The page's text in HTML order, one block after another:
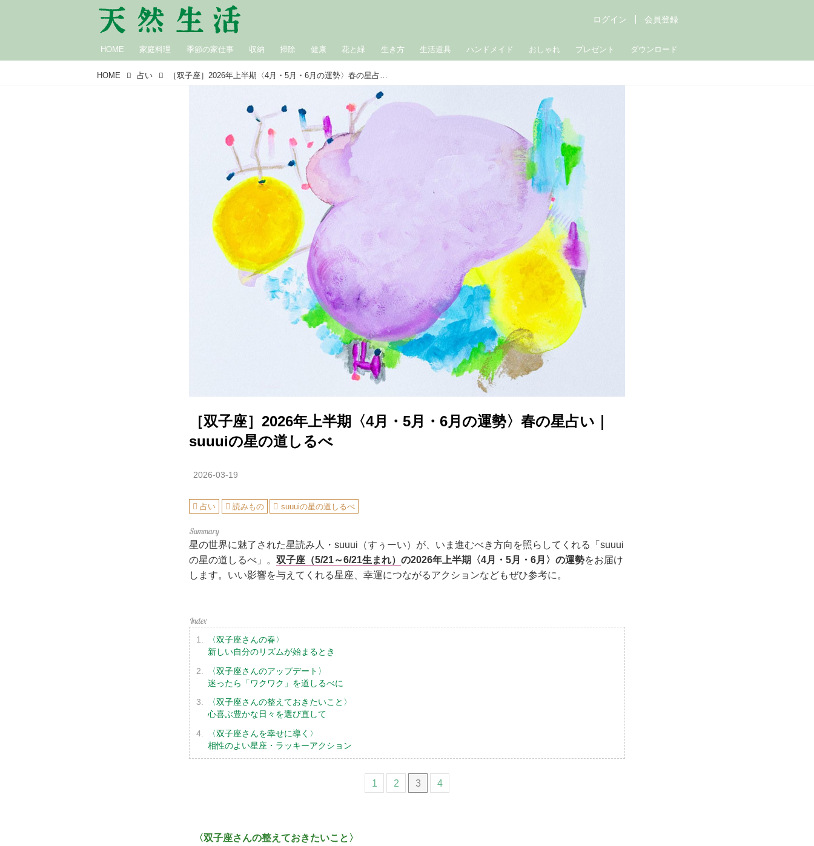
HOME 家庭料理 季節の家仕事 収納 掃除 健康 花と緑 生き方 生活道具 ハンドメイド おしゃれ プレゼント ダウンロード
ログイン 会員登録
HOME 占い ［双子座］2026年上半期〈4月・5月・6月の運勢〉春の星占い｜suuuiの星の道しるべ
［双子座］2026年上半期〈4月・5月・6月の運勢〉春の星占い｜
suuuiの星の道しるべ
2026-03-19
占い 読みもの suuuiの星の道しるべ
星の世界に魅了された星読み人・suuui（すぅーい）が、いま進むべき方向を照らしてくれる「suuui
の星の道しるべ」。 双子座（5/21～6/21生まれ） の2026年上半期〈4月・5月・6月〉の運勢をお届け
します。いい影響を与えてくれる星座、幸運につながるアクションなどもぜひ参考に。
〈双子座さんの春〉
新しい自分のリズムが始まるとき
〈双子座さんのアップデート〉
迷ったら「ワクワク」を道しるべに
〈双子座さんの整えておきたいこと〉
心喜ぶ豊かな日々を選び直して
〈双子座さんを幸せに導く〉
相性のよい星座・ラッキーアクション
1 2 3 4
〈双子座さんの整えておきたいこと〉